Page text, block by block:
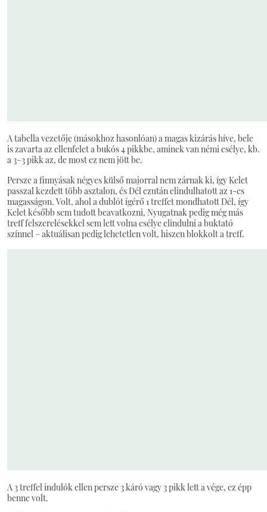
A tabella vezetője (másokhoz hasonlóan) a magas kizárás híve, bele
is zavarta az ellenfelet a bukós 4 pikkbe, aminek van némi esélye, kb.
a 3–3 pikk az, de most ez nem jött be.
Persze a finnyásak négyes külső majorral nem zárnak ki, így Kelet
passzal kezdett több asztalon, és Dél ezután elindulhatott az 1-es
magasságon. Volt, ahol a dublót ígérő 1 treffet mondhatott Dél, így
Kelet később sem tudott beavatkozni, Nyugatnak pedig még más
treff felszerelésekkel sem lett volna esélye elindulni a buktató
színnel – aktuálisan pedig lehetetlen volt, hiszen blokkolt a treff.
A 3 treffel indulók ellen persze 3 káró vagy 3 pikk lett a vége, ez épp
benne volt.